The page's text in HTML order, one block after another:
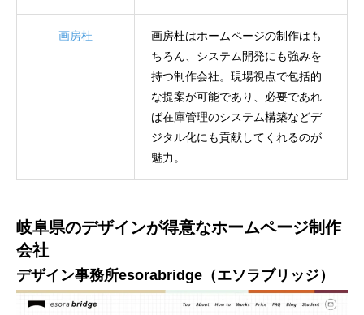
画房杜
画房杜はホームページの制作はも
ちろん、システム開発にも強みを
持つ制作会社。現場視点で包括的
な提案が可能であり、必要であれ
ば在庫管理のシステム構築などデ
ジタル化にも貢献してくれるのが
魅力。
岐阜県のデザインが得意なホームページ制作
会社
デザイン事務所esorabridge（エソラブリッジ）